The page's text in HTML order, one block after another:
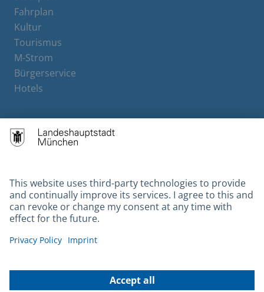
Fahrplan
Kultur
Tourismus
M-Strom
Bürgerservice
Hotels
Contact
Gebärdensprache
Datenschutz
Kontakt
© 2026 Portal München Betriebs GmbH & Co. KG - Ein Service der